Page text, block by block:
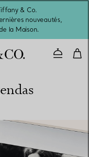
& Co.
nouveautés,
la Maison.